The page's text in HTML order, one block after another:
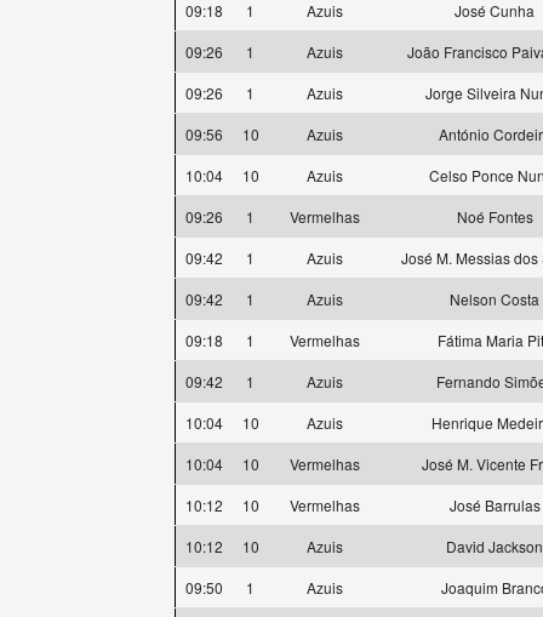
09:18
1 Azuis
José Cunha
09:26
1 Azuis
João Francisco
09:26
1 Azuis
Jorge Silveira
09:56
10 Azuis
António
10:04
10 Azuis
Celso Ponce
09:26
1 Vermelhas
Noé Fontes
09:42
1 Azuis
José M. Messias dos
09:42
1 Azuis
Nelson Costa
09:18
1 Vermelhas
Fátima Maria
09:42
1 Azuis
Fernando
10:04
10 Azuis
Henrique
10:04
10 Vermelhas
José M. Vicente
10:12
10 Vermelhas
José Barrulas
10:12
10 Azuis
David Jackson
09:50
1 Azuis
Joaquim